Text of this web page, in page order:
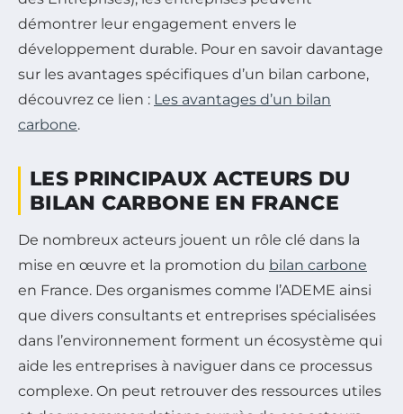
démontrer leur engagement envers le
développement durable. Pour en savoir davantage
sur les avantages spécifiques d’un bilan carbone,
découvrez ce lien : Les avantages d’un bilan
carbone.
LES PRINCIPAUX ACTEURS DU
BILAN CARBONE EN FRANCE
De nombreux acteurs jouent un rôle clé dans la
mise en œuvre et la promotion du bilan carbone
en France. Des organismes comme l’ADEME ainsi
que divers consultants et entreprises spécialisées
dans l’environnement forment un écosystème qui
aide les entreprises à naviguer dans ce processus
complexe. On peut retrouver des ressources utiles